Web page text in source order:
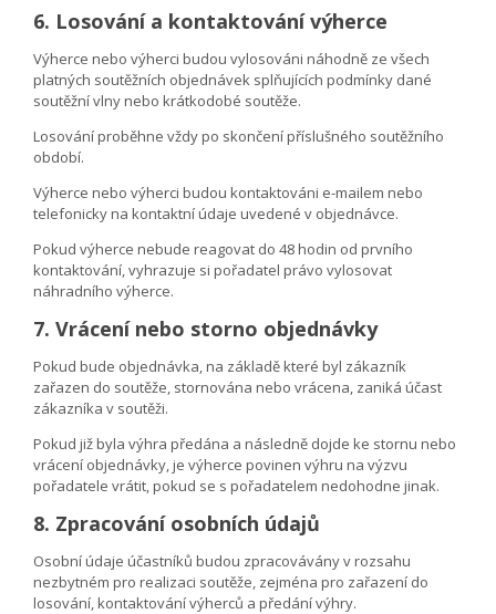
6. Losování a kontaktování výherce
Výherce nebo výherci budou vylosováni náhodně ze všech
platných soutěžních objednávek splňujících podmínky dané
soutěžní vlny nebo krátkodobé soutěže.
Losování proběhne vždy po skončení příslušného soutěžního
období.
Výherce nebo výherci budou kontaktováni e-mailem nebo
telefonicky na kontaktní údaje uvedené v objednávce.
Pokud výherce nebude reagovat do 48 hodin od prvního
kontaktování, vyhrazuje si pořadatel právo vylosovat
náhradního výherce.
7. Vrácení nebo storno objednávky
Pokud bude objednávka, na základě které byl zákazník
zařazen do soutěže, stornována nebo vrácena, zaniká účast
zákazníka v soutěži.
Pokud již byla výhra předána a následně dojde ke stornu nebo
vrácení objednávky, je výherce povinen výhru na výzvu
pořadatele vrátit, pokud se s pořadatelem nedohodne jinak.
8. Zpracování osobních údajů
Osobní údaje účastníků budou zpracovávány v rozsahu
nezbytném pro realizaci soutěže, zejména pro zařazení do
losování, kontaktování výherců a předání výhry.